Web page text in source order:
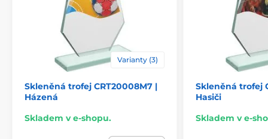
Varianty (3)
Skleněná trofej CRT20008M7 |
Házená
Skladem v e-shopu.
Skleněná trofej
Hasiči
Skladem v e-